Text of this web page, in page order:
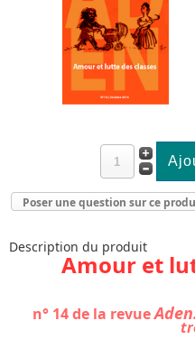
Poser une question sur ce
Description du produit
Amour et
n° 14 de la revueAden.